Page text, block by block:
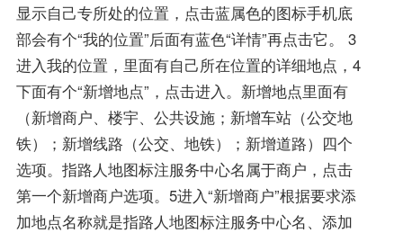
显示自己专所处的位置，点击蓝属色的图标手机底
部会有个“我的位置”后面有蓝色“详情”再点击它。 3
进入我的位置，里面有自己所在位置的详细地点，4
下面有个“新增地点”，点击进入。新增地点里面有
（新增商户、楼宇、公共设施；新增车站（公交地
铁）；新增线路（公交、地铁）；新增道路）四个
选项。指路人地图标注服务中心名属于商户，点击
第一个新增商户选项。5进入“新增商户”根据要求添
加地点名称就是指路人地图标注服务中心名、添加